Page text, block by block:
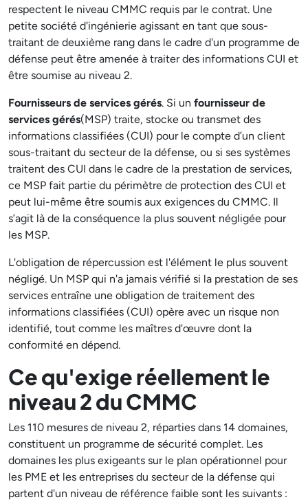
respectent le niveau CMMC requis par le contrat. Une
petite société d'ingénierie agissant en tant que sous-
traitant de deuxième rang dans le cadre d'un programme de
défense peut être amenée à traiter des informations CUI et
être soumise au niveau 2.
Fournisseurs de services gérés. Si un fournisseur de
services gérés(MSP) traite, stocke ou transmet des
informations classifiées (CUI) pour le compte d’un client
sous-traitant du secteur de la défense, ou si ses systèmes
traitent des CUI dans le cadre de la prestation de services,
ce MSP fait partie du périmètre de protection des CUI et
peut lui-même être soumis aux exigences du CMMC. Il
s’agit là de la conséquence la plus souvent négligée pour
les MSP.
L'obligation de répercussion est l'élément le plus souvent
négligé. Un MSP qui n'a jamais vérifié si la prestation de ses
services entraîne une obligation de traitement des
informations classifiées (CUI) opère avec un risque non
identifié, tout comme les maîtres d'œuvre dont la
conformité en dépend.
Ce qu'exige réellement le
niveau 2 du CMMC
Les 110 mesures de niveau 2, réparties dans 14 domaines,
constituent un programme de sécurité complet. Les
domaines les plus exigeants sur le plan opérationnel pour
les PME et les entreprises du secteur de la défense qui
partent d'un niveau de référence faible sont les suivants :